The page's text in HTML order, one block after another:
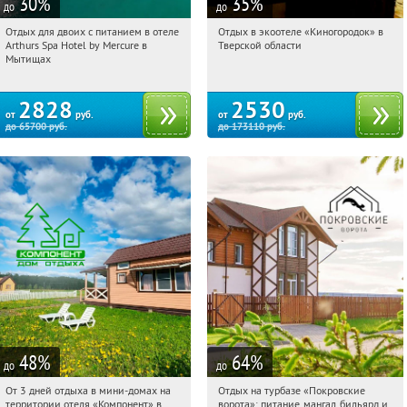
до
07:03:28
Купи первым!
Московская обл., г. Мытищи, д.
Отдых для двоих с питанием в отеле
Arthurs Spa Hotel by Mercure в
Мытищах
от 2828 руб.
до65700руб.
до
07:03:28
Купи первым!
Отдых в экоотеле «Киногородок» в
Тверской области
от 2530 руб.
до173110руб.
до 48%
07:03:28 Купили:117
От 3 дней отдыха в мини-домах на
территории отеля «Компонент» в
до 64%
07:03:28 Купили:
Отдых на турбазе «Покровские
ворота»: питание, мангал, бильярд и